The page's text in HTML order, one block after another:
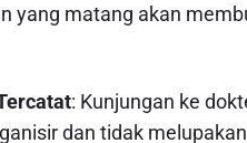
yang matang akan
: Kunjungan ke
dan tidak